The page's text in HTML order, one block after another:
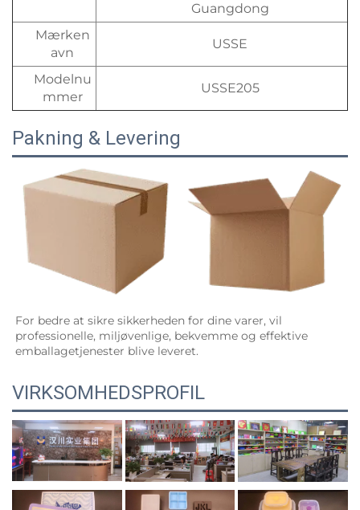
Guangdong
Mærken
avn
USSE
Modelnu
mmer
USSE205
Pakning & Levering
For bedre at sikre sikkerheden for dine varer, vil
professionelle, miljøvenlige, bekvemme og effektive
emballagetjenester blive leveret.
VIRKSOMHEDSPROFIL